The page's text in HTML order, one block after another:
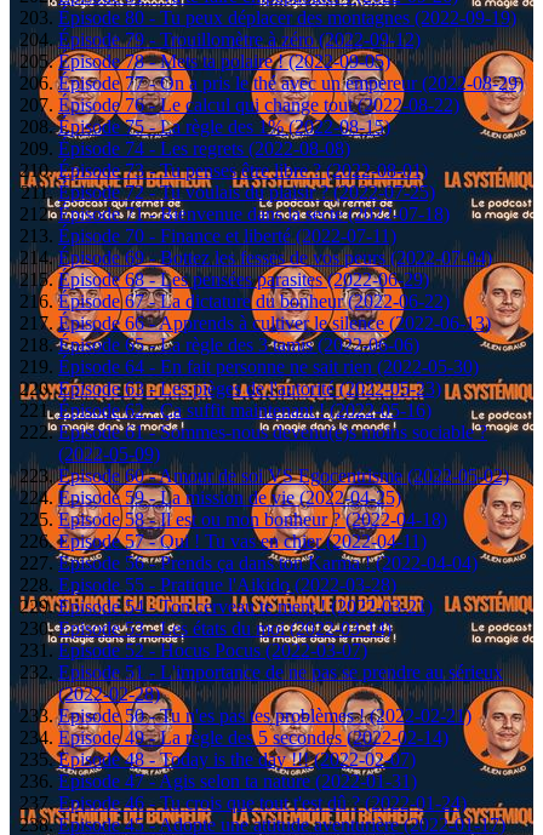
Épisode 80 - Tu peux déplacer des montagnes (2022-09-19)
Épisode 79 - Trouillomètre à zéro (2022-09-12)
Épisode 78 - Mets ta polaire ! (2022-09-05)
Épisode 77 - On a pris le thé avec un empereur (2022-08-29)
Épisode 76 - Le calcul qui change tout (2022-08-22)
Épisode 75 - La règle des 1% (2022-08-15)
Épisode 74 - Les regrets (2022-08-08)
Épisode 73 - Tu penses être libre ? (2022-08-01)
Épisode 72 - Tu voulais du plaisir ? (2022-07-25)
Épisode 71 - Bienvenue dans la secte (2022-07-18)
Épisode 70 - Finance et liberté (2022-07-11)
Épisode 69 - Bottez les fesses de vos peurs (2022-07-04)
Épisode 68 - Les pensées parasites (2022-06-29)
Épisode 67 - La dictature du bonheur (2022-06-22)
Épisode 66 - Apprends à cultiver le silence (2022-06-13)
Épisode 65 - La règle des 3 tamis (2022-06-06)
Épisode 64 - En fait personne ne sait rien (2022-05-30)
Episode 63 - Les pièges de l'autorité (2022-05-23)
Épisode 62 - Ça suffit maintenant ! (2022-05-16)
Episode 61 - Sommes-nous devenu(e)s moins sociable ?
(2022-05-09)
Episode 60 - Amour de soi VS Egocentrisme (2022-05-02)
Episode 59 - La mission de vie (2022-04-25)
Episode 58 - Il est ou mon bonheur ? (2022-04-18)
Episode 57 - Oui ! Tu vas en chier (2022-04-11)
Episode 56 - Prends ça dans ton Karma ! (2022-04-04)
Episode 55 - Pratique l'Aikido (2022-03-28)
Episode 54 - Ton cerveau te ment ! (2022-03-21)
Episode 53 - Les états du moi (2022-03-14)
Episode 52 - Hocus Pocus (2022-03-07)
Episode 51 - L'importance de ne pas se prendre au sérieux
(2022-02-28)
Episode 50 - Tu n'es pas tes problèmes ! (2022-02-21)
Episode 49 - La règle des 5 secondes (2022-02-14)
Episode 48 - Today is the day !!! (2022-02-07)
Episode 47 - Agis selon ta nature (2022-01-31)
Episode 46 - Tu crois que tout t'est dû ? (2022-01-24)
Episode 45 - Adopte une attitude aventurière (2022-01-17)